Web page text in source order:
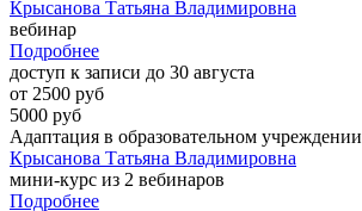
Крысанова Татьяна Владимировна
вебинар
Подробнее
доступ к записи до 30 августа
от 2500 руб
5000 руб
Адаптация в образовательном учреждении
Крысанова Татьяна Владимировна
мини-курс из 2 вебинаров
Подробнее